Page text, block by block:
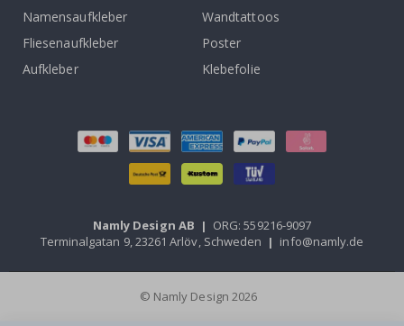
Namensaufkleber
Wandtattoos
Fliesenaufkleber
Poster
Aufkleber
Klebefolie
Namly Design AB | ORG: 559216-9097
Terminalgatan 9, 23261 Arlöv, Schweden | info@namly.de
© Namly Design 2026